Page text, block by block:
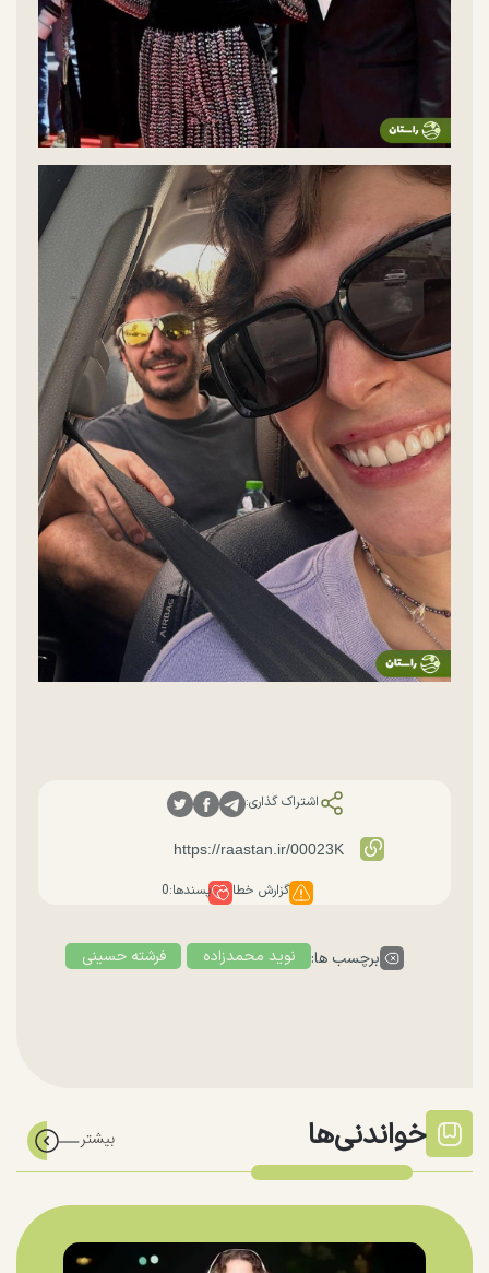
اشتراک گذاری:
گزارش خطا پسندها:0
برچسب ها: نوید محمدزاده فرشته حسینی
خواندنی‌ها